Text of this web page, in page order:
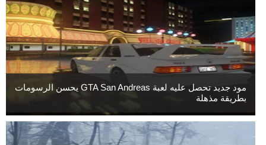
مود جديد تحصل عليه لعبة GTA San Andreas يحسن الرسومات
بطريقة مذهلة